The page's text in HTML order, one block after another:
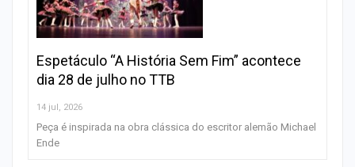
Espetáculo “A História Sem Fim” acontece
dia 28 de julho no TTB
14 jul, 2026
Peça é inspirada na obra clássica do escritor alemão Michael
Ende